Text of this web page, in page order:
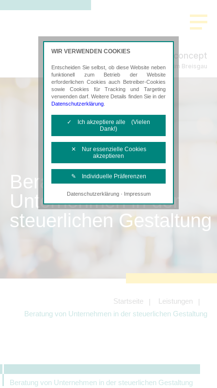
concept
Steuerberatung in Freiburg im Breisgau
Beratung von
Unternehmen in der
steuerlichen Gestaltung
Startseite
Leistungen
Beratung von Unternehmen in der steuerlichen Gestaltung
Beratung von Unternehmen in der steuerlichen Gestaltung
WIR VERWENDEN COOKIES
Entscheiden Sie selbst, ob diese Website neben
funktionell zum Betrieb der Website
erforderlichen Cookies auch Betreiber-Cookies
sowie Cookies für Tracking und Targeting
verwenden darf. Weitere Details finden Sie in der
Datenschutzerklärung
✓ Ich akzeptiere alle (Vielen
Dank!)
✕ Nur essenzielle Cookies
akzeptieren
✎ Individuelle Präferenzen
Notwendige Cookies
Diese Cookies sind erforderlich, um die
grundlegende Funktionalität der Website
zu sichern.
Tracking- und Targeting-Cookies
Angebotes einschließlich der
Angeboten von z.B. Facebook und
Datenschutzerklärung· Impressum